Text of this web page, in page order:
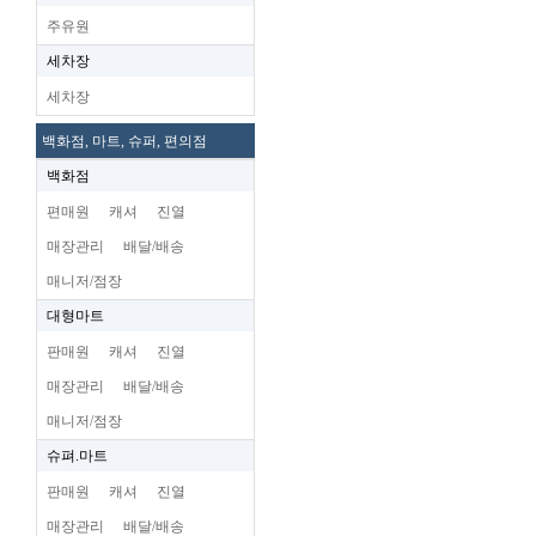
주유원
세차장
세차장
백화점, 마트, 슈퍼, 편의점
백화점
편매원 캐셔 진열
매장관리 배달/배송
매니저/점장
대형마트
판매원 캐셔 진열
매장관리 배달/배송
매니저/점장
슈펴.마트
판매원 캐셔 진열
매장관리 배달/배송